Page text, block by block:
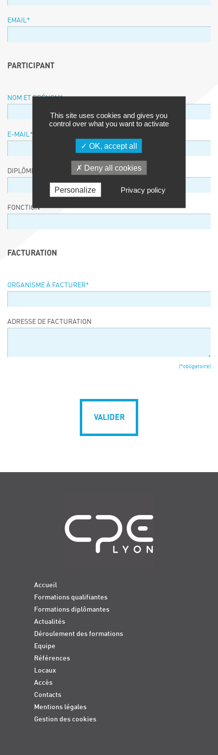
EMAIL *
PARTICIPANT
NOM ET PRÉNOM*
E-MAIL *
DIPLÔME / EQUIVALENCE / NIVEAU
FONCTION
FACTURATION
ORGANISME À FACTURER*
ADRESSE DE FACTURATION
(*obligatoire)
VALIDER
Accueil
Formations qualifiantes
Formations diplômantes
Actualités
Déroulement des formations
Equipe
Références
Locaux
Accès
Contacts
Mentions légales
Gestion des cookies
This site uses cookies and gives you
control over what you want to activate
OK, accept all
Deny all cookies
Personalize Privacy policy